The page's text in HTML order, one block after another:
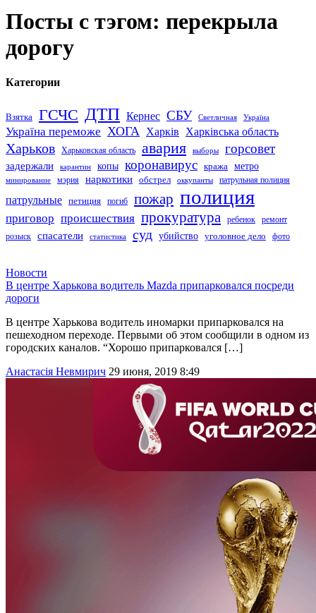
Посты с тэгом: перекрыла
дорогу
Категории
Взятка ГСЧС ДТП Кернес СБУ Светличная Україна
Україна переможе ХОГА Харків Харківська область
Харьков Харьковская область авария выборы горсовет
задержали карантин копы коронавирус кража метро
минирование мэрия наркотики обстрел оккупанты патрульная полиция
патрульные петиция погиб пожар полиция
приговор происшествия прокуратура ребенок
ремонт
розыск
спасатели статистика суд убийство уголовное дело фото
Новости
В центре Харькова водитель Mazda припарковался посреди
дороги
В центре Харькова водитель иномарки припарковался на
пешеходном переходе. Первыми об этом сообщили в одном из
городских каналов. “Хорошо припарковался […]
Анастасія Невмирич 29 июня, 2019 8:49